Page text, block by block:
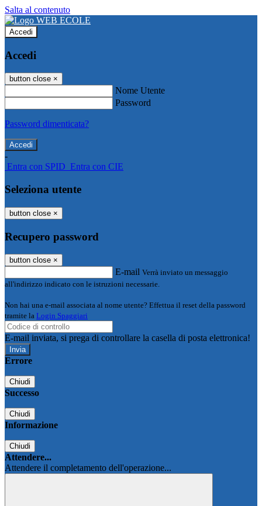
Salta al contenuto
Accedi
Accedi
button close ×
Nome Utente
Password
Password dimenticata?
-
Entra con SPID Entra con CIE
Seleziona utente
button close ×
Recupero password
button close ×
E-mail Verrà inviato un messaggio
all'indirizzo indicato con le istruzioni necessarie.
Non hai una e-mail associata al nome utente? Effettua il reset della password
tramite la Login Spaggiari
E-mail inviata, si prega di controllare la casella di posta elettronica!
Errore
Chiudi
Successo
Chiudi
Informazione
Chiudi
Attendere...
Attendere il completamento dell'operazione...